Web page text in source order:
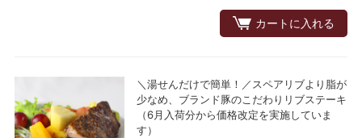
カートに入れる
＼湯せんだけで簡単！／スペアリブより脂が
少なめ、ブランド豚のこだわりリブステーキ
（6月入荷分から価格改定を実施していま
す）